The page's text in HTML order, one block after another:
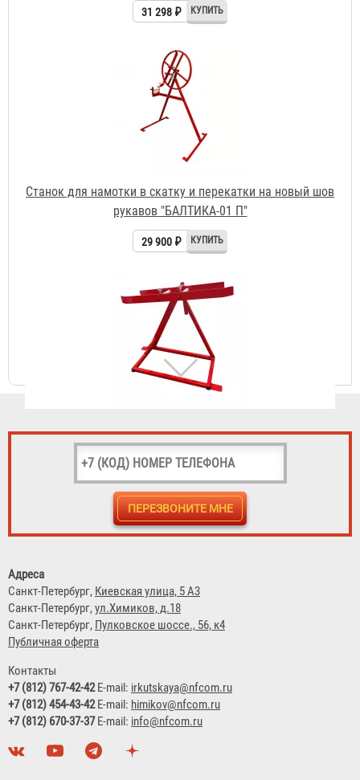
Станок для намотки в скатку и перекатки на новый шов
рукавов "БАЛТИКА-01 П"
29 900 ₽
Станок для намотки пожарных рукавов в скатку
"БАЛТИКА-01 М"
7 800 ₽
Станок для намотки пожарных рукавов в скатку
15 600 ₽
Адреса
Санкт-Петербург, Киевская улица, 5 А3
Санкт-Петербург,ул.Химиков, д.18
Санкт-Петербург, Пулковское шоссе., 56, к4
Публичная оферта
Контакты
+7 (812) 767-42-42E-mail: irkutskaya@nfcom.ru
+7 (812) 454-43-42E-mail: himikov@nfcom.ru
+7 (812) 670-37-37E-mail: info@nfcom.ru